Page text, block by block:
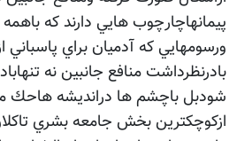
پيمانهاچارچوب هايي دارند كه
ورسومهايي كه آدميان براي
بادرنظرداشت منافع جانبين نه
شودبل باچشم ها درانديشه هاحك
ازکوچکترين بخش جامعه بشري